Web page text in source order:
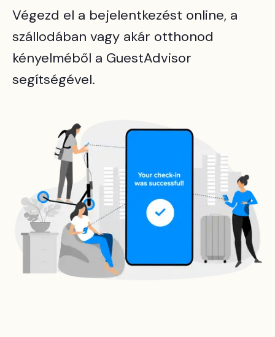
Végezd el a bejelentkezést online, a
szállodában vagy akár otthonod
kényelméből a GuestAdvisor
segítségével.